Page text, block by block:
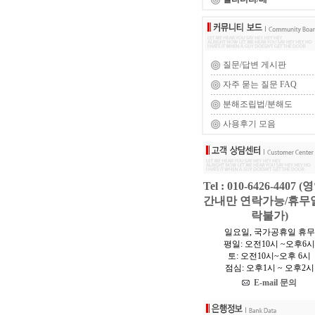
질문/답변 게시판
자주 묻는 질문 FAQ
분해조립법/분해도
사용후기 모음
Tel : 010-6426-4407 (영
간내만 연락가능/휴무
락불가)
일요일, 국가공휴일 휴무
평일: 오전10시 ~오후6시
토: 오전10시~오후 6시
점심: 오후1시 ~ 오후2시
E-mail 문의